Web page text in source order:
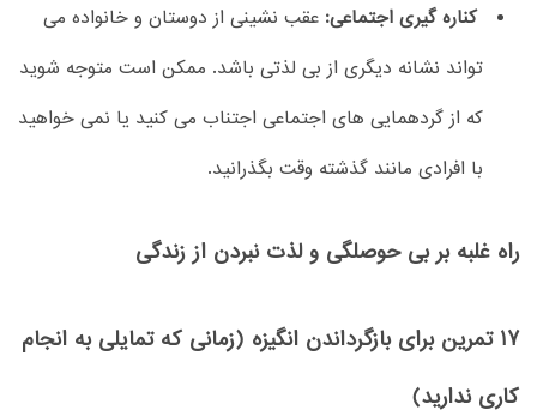
کناره گیری اجتماعی: عقب نشینی از دوستان و خانواده می
تواند نشانه دیگری از بی لذتی باشد. ممکن است متوجه شوید
که از گردهمایی های اجتماعی اجتناب می کنید یا نمی خواهید
با افرادی مانند گذشته وقت بگذرانید.
راه غلبه بر بی حوصلگی و لذت نبردن از زندگی
17 تمرین برای بازگرداندن انگیزه (زمانی که تمایلی به انجام
کاری ندارید)